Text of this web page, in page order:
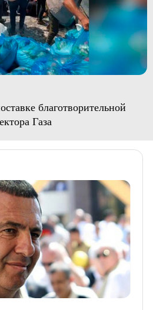
благотворительной
Газа